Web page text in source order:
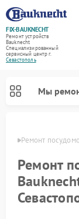
FIX-BAUKNECHT
Ремонт устройств
Bauknecht
Специализированный
cервисный центр г.
Севастополь
Мы
Ремонт
Ремонт